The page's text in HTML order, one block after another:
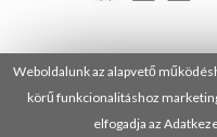
Weboldalunk az alapvető
körű funkcionalitáshoz
elfogadja az
© 2025 Minden jog